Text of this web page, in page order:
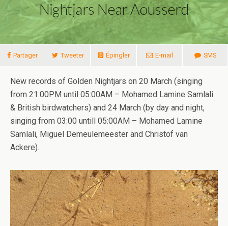
Nightjars Near Aousserd
Partager Tweeter Épingler E-mail SMS
New records of Golden Nightjars on 20 March (singing
from 21:00PM until 05:00AM – Mohamed Lamine Samlali
& British birdwatchers) and 24 March (by day and night,
singing from 03:00 untill 05:00AM – Mohamed Lamine
Samlali, Miguel Demeulemeester and Christof van
Ackere).